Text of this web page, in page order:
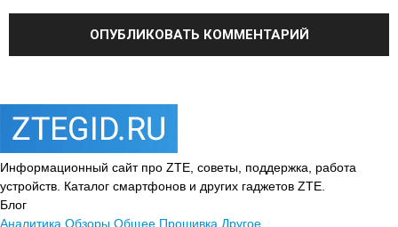
Информационный сайт про ZTE, советы, поддержка, работа
устройств. Каталог смартфонов и других гаджетов ZTE.
Блог
Аналитика Обзоры Общее Прошивка Другое